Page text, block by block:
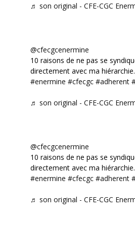
♬ son original - CFE-CGC
@cfecgcenermine
10 raisons de ne pas se
directement avec ma hiérarchie.
#enermine #cfecgc #adherent
♬ son original - CFE-CGC
@cfecgcenermine
10 raisons de ne pas se
directement avec ma hiérarchie.
#enermine #cfecgc #adherent
♬ son original - CFE-CGC